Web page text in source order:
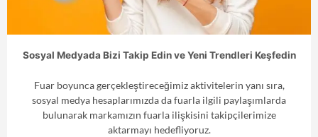
Sosyal Medyada Bizi Takip Edin ve Yeni Trendleri Keşfedin
Fuar boyunca gerçekleştireceğimiz aktivitelerin yanı sıra,
sosyal medya hesaplarımızda da fuarla ilgili paylaşımlarda
bulunarak markamızın fuarla ilişkisini takipçilerimize
aktarmayı hedefliyoruz.